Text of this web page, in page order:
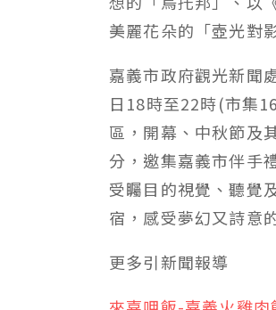
美麗花朵的「壺光對
嘉義市政府觀光新聞
日18時至22時(市集
區，開幕、中秋節及
分，邀集嘉義市伴手
受矚目的視覺、聽覺
宿，感受夢幻又詩意
更多引新聞報導